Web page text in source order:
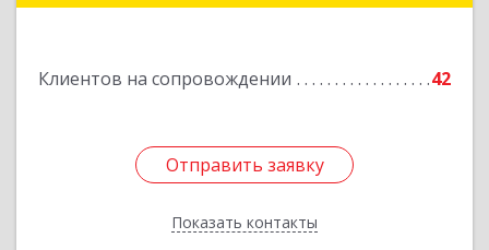
Клиентов на сопровождении 42
Отправить заявку
Показать контакты
Отправить заявку
Назад